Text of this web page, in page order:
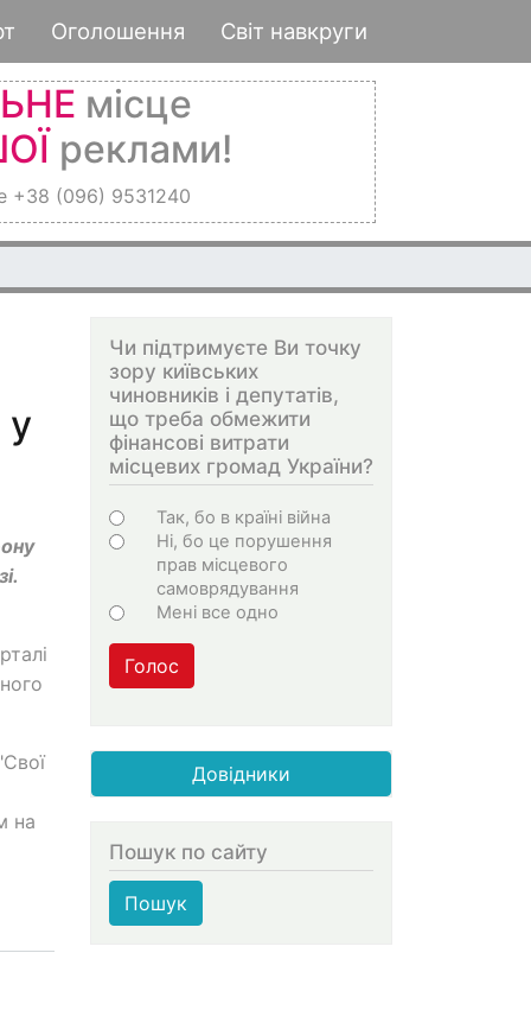
Оголошення Світ навкруги
місце
реклами!
+38 (096) 9531240
у
на
Чи підтримуєте Ви точку
зору київських
чиновників і депутатів,
що треба обмежити
фінансові витрати
місцевих громад України?
Варіанти
Так, бо в країні війна
Ні, бо це порушення
прав місцевого
самоврядування
Мені все одно
Голос
Довідники
Пошук по сайту
Пошук